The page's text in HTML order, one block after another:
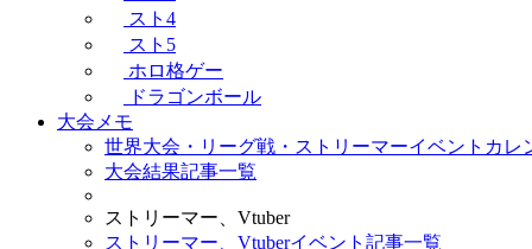
スト4
スト5
ホロ格ゲー
ドラゴンボール
大会メモ
世界大会・リーグ戦・ストリーマーイベントカレ
大会結果記事一覧
ストリーマー、Vtuber
ストリーマー、Vtuberイベント記事一覧